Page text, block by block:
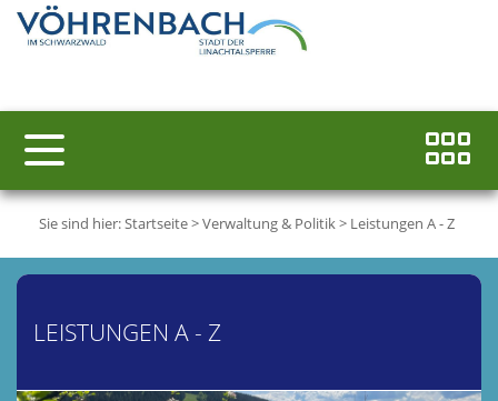
Sie sind hier:Startseite>Verwaltung & Politik> Leistungen A - Z
LEISTUNGEN A - Z